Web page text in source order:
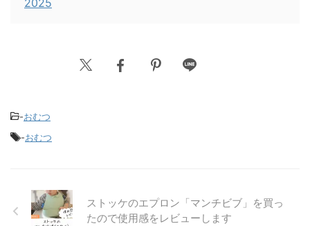
2025
-おむつ
-おむつ
ストッケのエプロン「マンチビブ」を買っ
たので使用感をレビューします